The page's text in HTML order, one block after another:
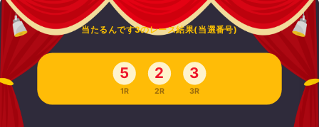
当たるんです3のレース結果(当選番号)
5
1R
2
2R
3
3R